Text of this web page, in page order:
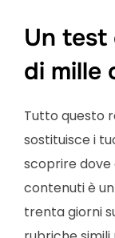
Un test
di mille
Tutto questo
sostituisce i
scoprire dove
contenuti è
trenta giorni